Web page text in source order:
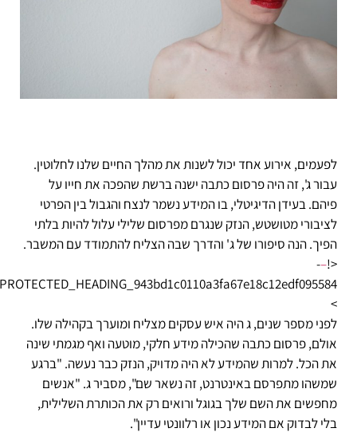
לפעמים, אירוע אחד יכול לשנות את מהלך החיים שלנו לחלוטין.
עבור ג', זה היה פרסום כתבה ישנה ברשת שהפכה את חייו על
פיהם. בעידן הדיגיטלי, בו המידע נשמר לנצח והגבול בין הפרטי
לציבורי מטושטש, הנזק שנגרם מפרסום שלילי עלול להיות בלתי
הפיך. הנה סיפורו של ג' והדרך שבה הצליח להתמודד עם המשבר.
<!
–
-
PROTECTED_HEADING_943bd1c0110a3fa67e18c12edf095584–
לפני מספר שנים, ג היה איש עסקים מצליח ומוערך בקהילה שלו.
אולם, פרסום כתבה שהכילה מידע חלקי, מוטעה ואף מגמתי שינה
את הכל. למרות שהמידע לא היה מדויק, הנזק כבר נעשה. "ברגע
שמשהו מתפרסם באינטרנט, זה נשאר שם", מסביר ג. "אנשים
מחפשים את השם שלך בגוגל ורואים רק את הכותרת השלילית,
בלי לבדוק אם המידע נכון או רלוונטי עדיין".